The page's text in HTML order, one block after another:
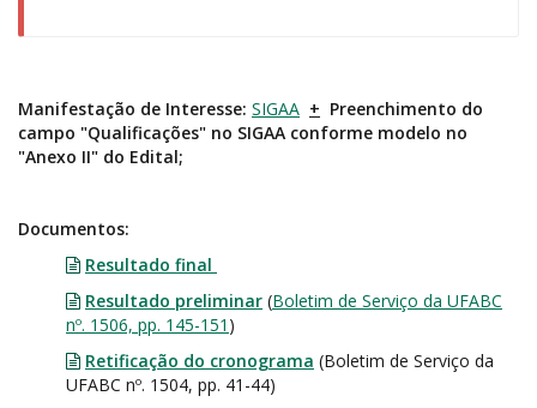
Manifestação de Interesse: SIGAA + Preenchimento do
campo "Qualificações" no SIGAA conforme modelo no
"Anexo II" do Edital;
Documentos:
Resultado final
Resultado preliminar (Boletim de Serviço da UFABC
nº. 1506, pp. 145-151 )
Retificação do cronograma (Boletim de Serviço da
UFABC nº. 1504, pp. 41-44)